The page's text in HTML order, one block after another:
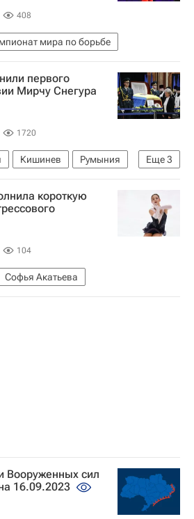
408
мира по борьбе
первого
Мирчу Снегура
1720
Еще3
Кишинев
Румыния
Санду Игорь Гросу
короткую
104
Софья Акатьева
Вооруженных сил
16.09.2023